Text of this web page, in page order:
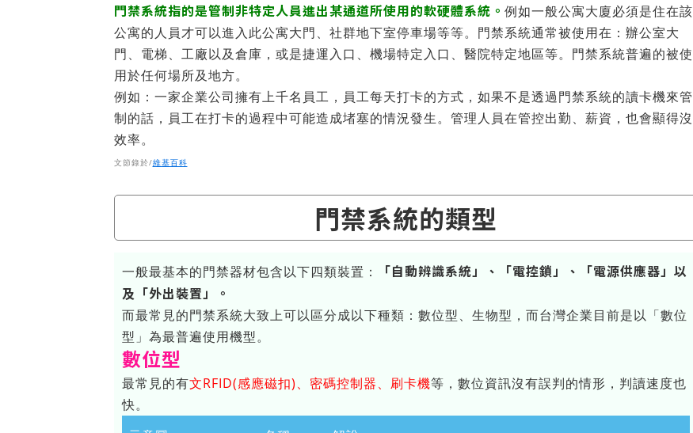
門禁系統指的是管制非特定人員進出某通道所使用的軟硬體系統。 例如一般公寓大廈必須是住在該
公寓的人員才可以進入此公寓大門、社群地下室停車場等等。門禁系統通常被使用在：辦公室大
門、電梯、工廠以及倉庫，或是捷運入口、機場特定入口、醫院特定地區等。門禁系統普遍的被使
用於任何場所及地方。
例如：一家企業公司擁有上千名員工，員工每天打卡的方式，如果不是透過門禁系統的讀卡機來管
制的話，員工在打卡的過程中可能造成堵塞的情況發生。管理人員在管控出勤、薪資，也會顯得沒
效率。
文節錄於/維基百科
門禁系統的類型
一般最基本的門禁器材包含以下四類裝置：
「自動辨識系統」、「電控鎖」、「電源供應器」以
及「外出裝置」。
而最常見的門禁系統大致上可以區分成以下種類：數位型、生物型，而台灣企業目前是以「數位
型」為最普遍使用機型。
數位型
最常見的有文RFID(感應磁扣)、密碼控制器、刷卡機等，數位資訊沒有誤判的情形，判讀速度也
快。